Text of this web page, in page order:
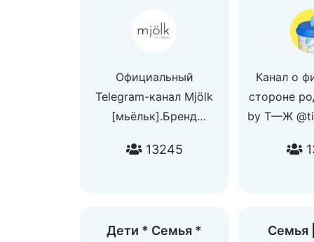
Официальный
Telegram-канал Mjölk
[мьёльк].Бренд
одежды и аксессуаров
https://www.mjolk.ru/
13245
Канал о
стороне
by Т—Ж
Дети * Семья *
Семья